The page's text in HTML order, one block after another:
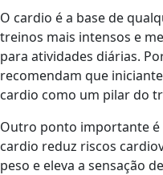
O cardio é a base de
treinos mais intensos e
para atividades diárias.
recomendam que
cardio como um pilar do
Outro ponto importante é
cardio reduz riscos
peso e eleva a sensação